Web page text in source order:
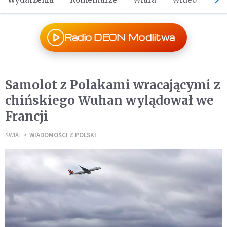
Radio DEON Modlitwa
Samolot z Polakami wracającymi z
chińskiego Wuhan wylądował we
Francji
ŚWIAT WIADOMOŚCI Z POLSKI